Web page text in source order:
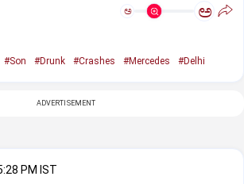
ಅ ಅ
#Son #Drunk #Crashes #Mercedes #Delhi
ADVERTISEMENT
PM IST